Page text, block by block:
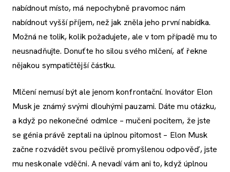
nabídnout místo, má nepochybně pravomoc nám
nabídnout vyšší příjem, než jak zněla jeho první nabídka.
Možná ne tolik, kolik požadujete, ale v tom případě mu to
neusnadňujte. Donuťte ho silou svého mlčení, ať řekne
nějakou sympatičtější částku.
Mlčení nemusí být ale jenom konfrontační. Inovátor Elon
Musk je známý svými dlouhými pauzami. Dáte mu otázku,
a když po nekonečné odmlce – mučeni pocitem, že jste
se génia právě zeptali na úplnou pitomost – Elon Musk
začne rozvádět svou pečlivě promyšlenou odpověď, jste
mu neskonale vděčni. A nevadí vám ani to, když úplnou